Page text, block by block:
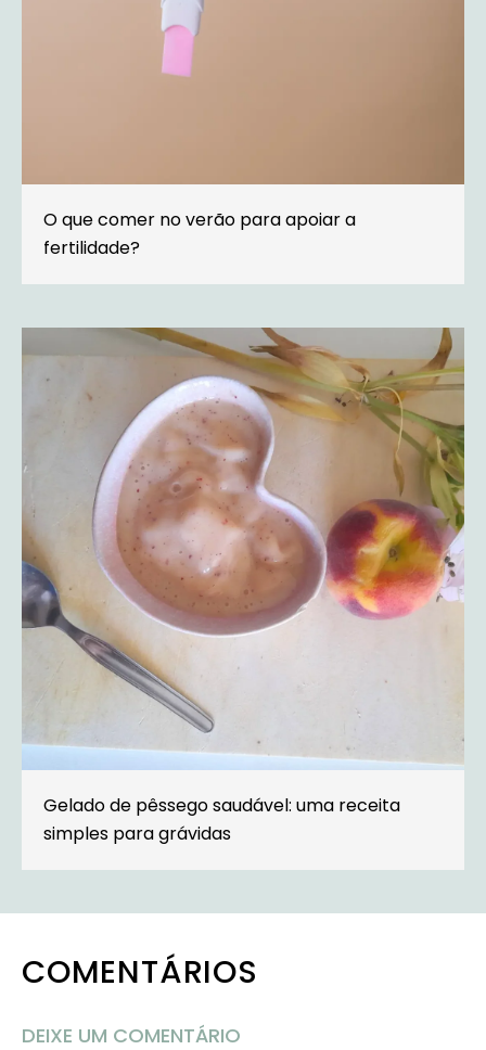
O que comer no verão para apoiar a
fertilidade?
Gelado de pêssego saudável: uma receita
simples para grávidas
COMENTÁRIOS
DEIXE UM COMENTÁRIO